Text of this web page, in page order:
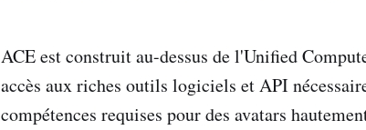
ACE est construit au-dessus de l'Unified
accès aux riches outils logiciels et API
compétences requises pour des avatars